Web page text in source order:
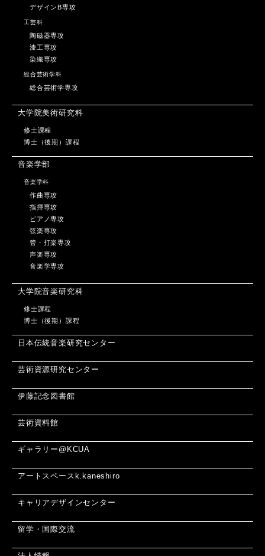
デザインB専攻
工芸科
陶磁器専攻
漆工専攻
染織専攻
総合芸術学科
総合芸術学専攻
大学院美術研究科
修士課程
博士（後期）課程
音楽学部
音楽学科
作曲専攻
指揮専攻
ピアノ専攻
弦楽専攻
管・打楽専攻
声楽専攻
音楽学専攻
大学院音楽研究科
修士課程
博士（後期）課程
日本伝統音楽研究センター
芸術資源研究センター
伊藤記念図書館
芸術資料館
ギャラリー@KCUA
アートスペースk.kaneshiro
キャリアデザインセンター
留学・国際交流